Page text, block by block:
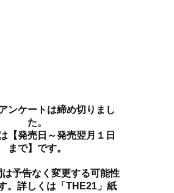
ンケートは締め切りまし
た。
【発売日～発売翌月１日
まで】です。
予告なく変更する可能性
。詳しくは「THE21」紙